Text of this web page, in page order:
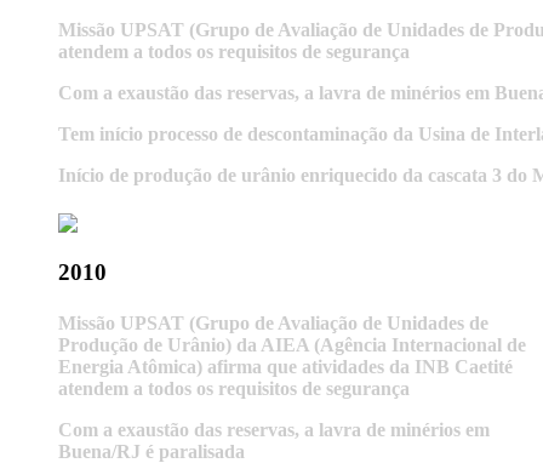
Missão UPSAT (Grupo de Avaliação de Unidades de
atendem a todos os requisitos de segurança
Com a exaustão das reservas, a lavra de minérios em
Tem início processo de descontaminação da Usina de
Início de produção de urânio enriquecido da cascata 3 do
2010
Missão UPSAT (Grupo de Avaliação de Unidades de
Produção de Urânio) da AIEA (Agência Internacional de
Energia Atômica) afirma que atividades da INB Caetité
atendem a todos os requisitos de segurança
Com a exaustão das reservas, a lavra de minérios em
Buena/RJ é paralisada